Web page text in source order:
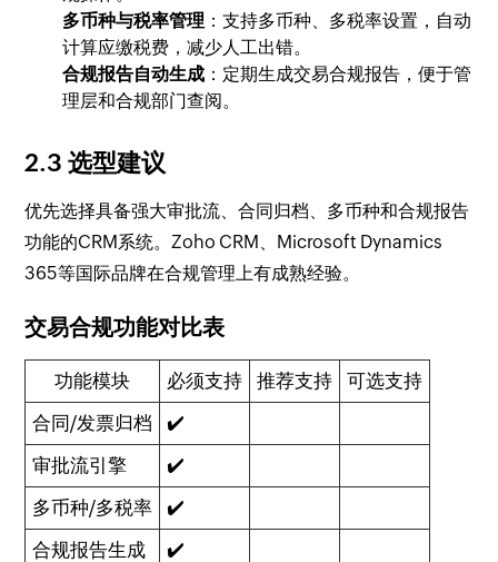
多币种与税率管理 ：支持多币种、多税率设置，自动
计算应缴税费，减少人工出错。
合规报告自动生成 ：定期生成交易合规报告，便于管
理层和合规部门查阅。
2.3 选型建议
优先选择具备强大审批流、合同归档、多币种和合规报告
功能的CRM系统。Zoho CRM、Microsoft Dynamics
365等国际品牌在合规管理上有成熟经验。
交易合规功能对比表
功能模块 必须支持 推荐支持
可选支持
合同/发票归档
✔️
审批流引擎
✔️
多币种/多税率
✔️
合规报告生成
✔️